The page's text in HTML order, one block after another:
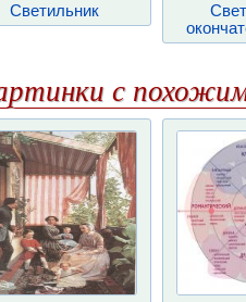
Светильник
с